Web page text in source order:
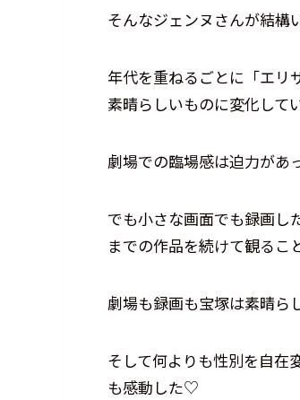
そんなジェンヌさんが結構
年代を重ねるごとに「エリ
素晴らしいものに変化して
劇場での臨場感は迫力があ
でも小さな画面でも録画し
までの作品を続けて観るこ
劇場も録画も宝塚は素晴ら
そして何よりも性別を自在
も感動した♡